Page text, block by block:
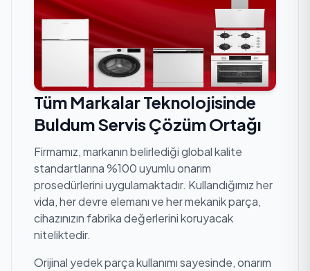
Tüm Markalar Teknolojisinde
Buldum Servis Çözüm Ortağı
Firmamız, markanın belirlediği global kalite
standartlarına %100 uyumlu onarım
prosedürlerini uygulamaktadır. Kullandığımız her
vida, her devre elemanı ve her mekanik parça,
cihazınızın fabrika değerlerini koruyacak
niteliktedir.
Orijinal yedek parça kullanımı sayesinde, onarım